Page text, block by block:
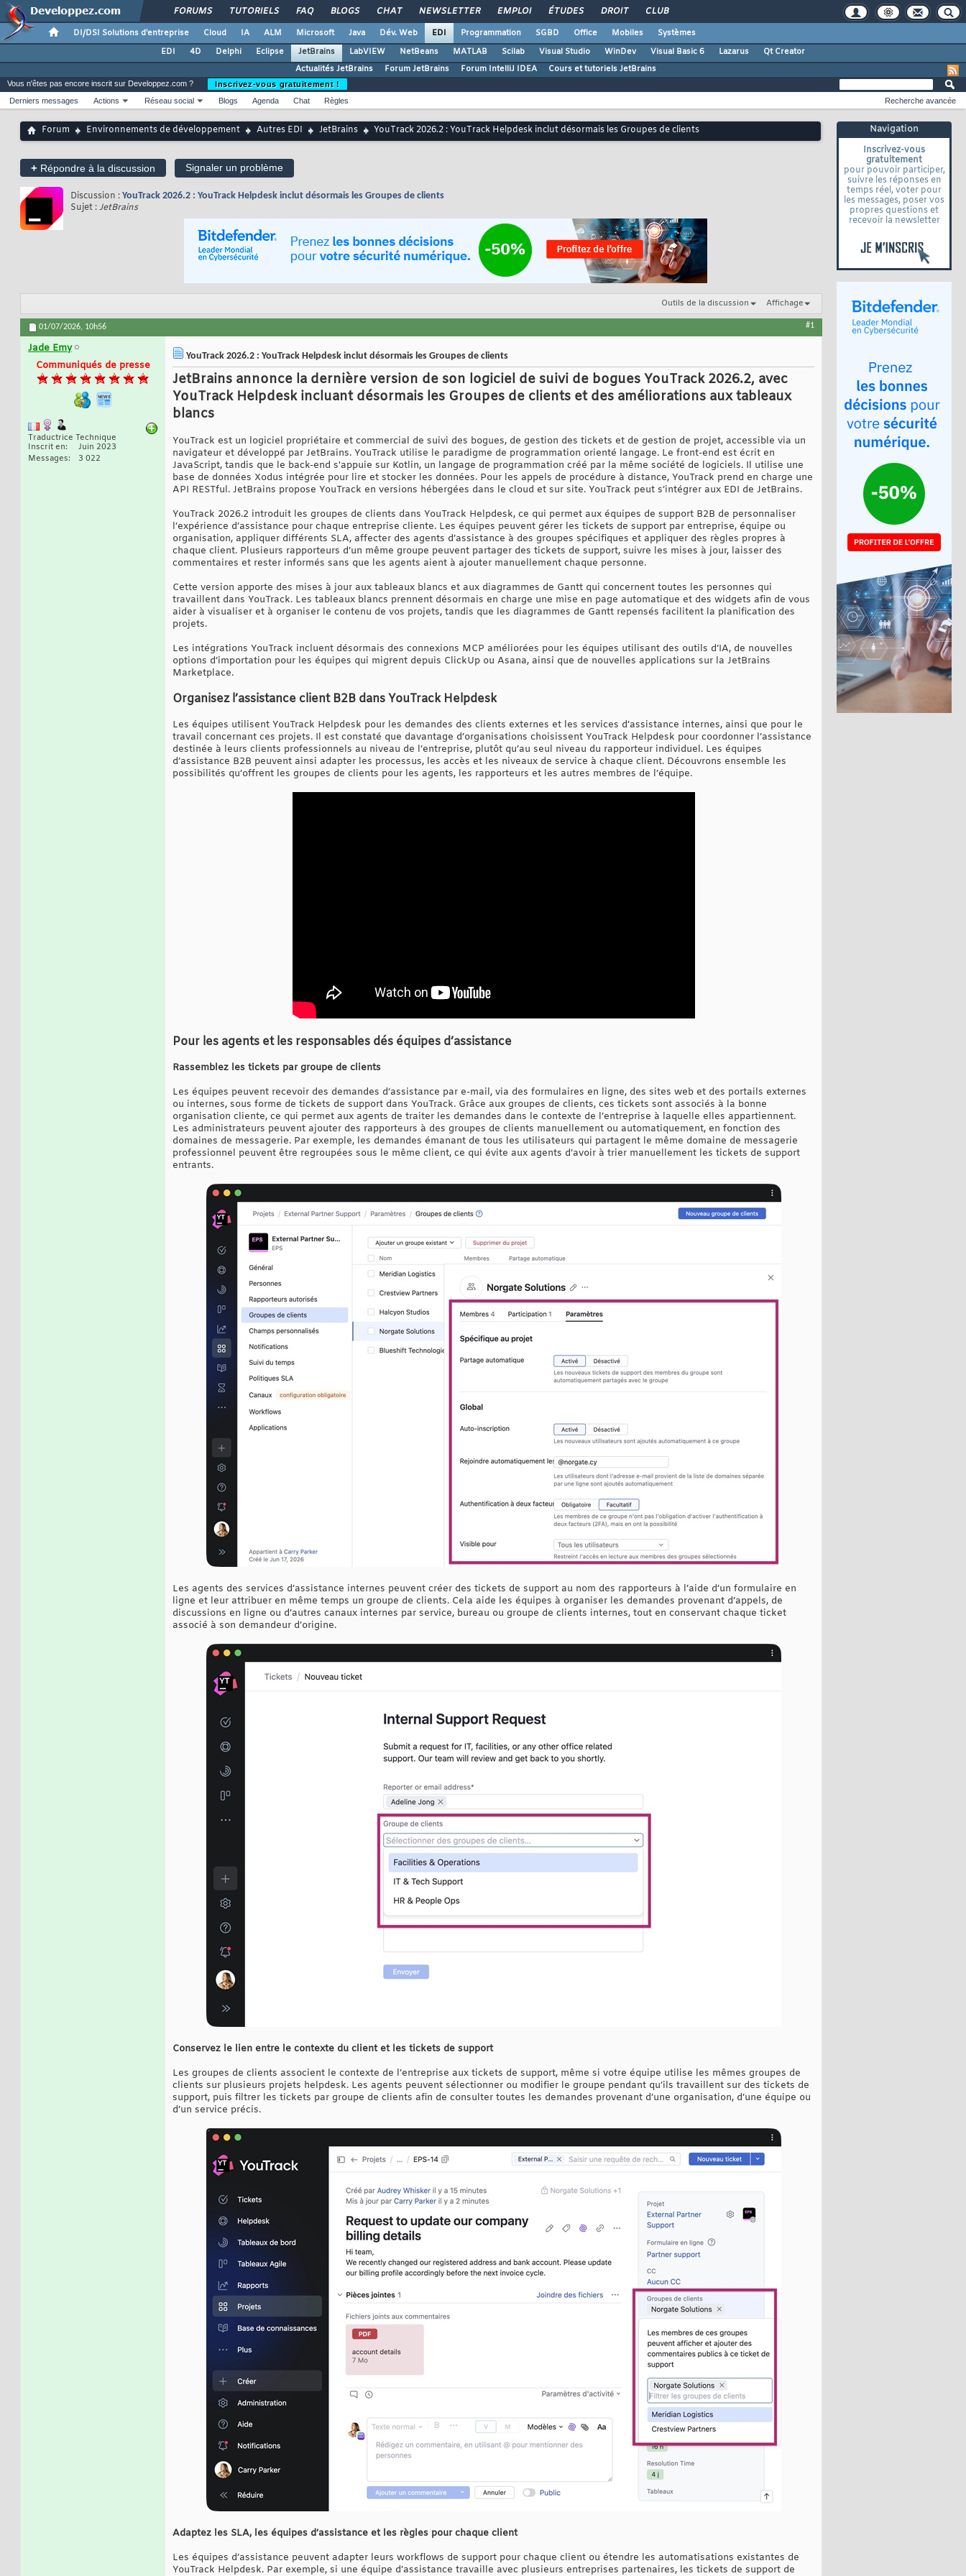
FORUMS TUTORIELS FAQ BLOGS CHAT NEWSLETTER EMPLOI ÉTUDES DROIT CLUB
DI/DSI Solutions d'entreprise Cloud IA ALM Microsoft Java Dév. Web EDI Programmation SGBD Office Mobiles
Systèmes
EDI
4D Delphi Eclipse JetBrains LabVIEW NetBeans MATLAB Scilab Visual Studio WinDev Visual Basic 6 Lazarus
Qt Creator
Actualités JetBrains
Forum JetBrains Forum IntelliJ IDEA Cours et tutoriels JetBrains
Navigation
Inscrivez-vous
gratuitement
pour pouvoir participer,
suivre les réponses en
temps réel, voter pour
les messages, poser vos
propres questions et
recevoir la newsletter
Vous n'êtes pas encore inscrit sur Developpez.com ?
Inscrivez-vous gratuitement !
Derniers messages
Actions Réseau social Blogs Agenda Chat Règles Recherche avancée
Forum Environnements de développement Autres EDI JetBrains YouTrack 2026.2 : YouTrack Helpdesk inclut désormais les Groupes de clients
+ Répondre à la discussion Signaler un problème
Discussion : YouTrack 2026.2 : YouTrack Helpdesk inclut désormais les Groupes de clients
Sujet :JetBrains
Outils de la discussion Affichage
01/07/2026, 10h56 #1
Jade Emy
Communiqués de presse
Traductrice Technique
Inscrit en
Juin 2023
Messages
3 022
YouTrack 2026.2 : YouTrack Helpdesk inclut désormais les Groupes de clients
JetBrains annonce la dernière version de son logiciel de suivi de bogues YouTrack 2026.2, avec
YouTrack Helpdesk incluant désormais les Groupes de clients et des améliorations aux tableaux
blancs
YouTrack est un logiciel propriétaire et commercial de suivi des bogues, de gestion des tickets et de gestion de projet, accessible via un
navigateur et développé par JetBrains. YouTrack utilise le paradigme de programmation orienté langage. Le front-end est écrit en
JavaScript, tandis que le back-end s'appuie sur Kotlin, un langage de programmation créé par la même société de logiciels. Il utilise une
base de données Xodus intégrée pour lire et stocker les données. Pour les appels de procédure à distance, YouTrack prend en charge une
API RESTful. JetBrains propose YouTrack en versions hébergées dans le cloud et sur site. YouTrack peut s’intégrer aux EDI de JetBrains.
YouTrack 2026.2 introduit les groupes de clients dans YouTrack Helpdesk, ce qui permet aux équipes de support B2B de personnaliser
l’expérience d’assistance pour chaque entreprise cliente. Les équipes peuvent gérer les tickets de support par entreprise, équipe ou
organisation, appliquer différents SLA, affecter des agents d’assistance à des groupes spécifiques et appliquer des règles propres à
chaque client. Plusieurs rapporteurs d’un même groupe peuvent partager des tickets de support, suivre les mises à jour, laisser des
commentaires et rester informés sans que les agents aient à ajouter manuellement chaque personne.
Cette version apporte des mises à jour aux tableaux blancs et aux diagrammes de Gantt qui concernent toutes les personnes qui
travaillent dans YouTrack. Les tableaux blancs prennent désormais en charge une mise en page automatique et des widgets afin de vous
aider à visualiser et à organiser le contenu de vos projets, tandis que les diagrammes de Gantt repensés facilitent la planification des
projets.
Les intégrations YouTrack incluent désormais des connexions MCP améliorées pour les équipes utilisant des outils d’IA, de nouvelles
options d’importation pour les équipes qui migrent depuis ClickUp ou Asana, ainsi que de nouvelles applications sur la JetBrains
Marketplace.
Organisez l’assistance client B2B dans YouTrack Helpdesk
Les équipes utilisent YouTrack Helpdesk pour les demandes des clients externes et les services d’assistance internes, ainsi que pour le
travail concernant ces projets. Il est constaté que davantage d’organisations choisissent YouTrack Helpdesk pour coordonner l’assistance
destinée à leurs clients professionnels au niveau de l’entreprise, plutôt qu’au seul niveau du rapporteur individuel. Les équipes
d’assistance B2B peuvent ainsi adapter les processus, les accès et les niveaux de service à chaque client. Découvrons ensemble les
possibilités qu’offrent les groupes de clients pour les agents, les rapporteurs et les autres membres de l’équipe.
Pour les agents et les responsables dés équipes d’assistance
Rassemblez les tickets par groupe de clients
Les équipes peuvent recevoir des demandes d’assistance par e-mail, via des formulaires en ligne, des sites web et des portails externes
ou internes, sous forme de tickets de support dans YouTrack. Grâce aux groupes de clients, ces tickets sont associés à la bonne
organisation cliente, ce qui permet aux agents de traiter les demandes dans le contexte de l’entreprise à laquelle elles appartiennent.
Les administrateurs peuvent ajouter des rapporteurs à des groupes de clients manuellement ou automatiquement, en fonction des
domaines de messagerie. Par exemple, les demandes émanant de tous les utilisateurs qui partagent le même domaine de messagerie
professionnel peuvent être regroupées sous le même client, ce qui évite aux agents d’avoir à trier manuellement les tickets de support
entrants.
Les agents des services d’assistance internes peuvent créer des tickets de support au nom des rapporteurs à l’aide d’un formulaire en
ligne et leur attribuer en même temps un groupe de clients. Cela aide les équipes à organiser les demandes provenant d’appels, de
discussions en ligne ou d’autres canaux internes par service, bureau ou groupe de clients internes, tout en conservant chaque ticket
associé à son demandeur d’origine.
Conservez le lien entre le contexte du client et les tickets de support
Les groupes de clients associent le contexte de l’entreprise aux tickets de support, même si votre équipe utilise les mêmes groupes de
clients sur plusieurs projets helpdesk. Les agents peuvent sélectionner ou modifier le groupe pendant qu’ils travaillent sur des tickets de
support, puis filtrer les tickets par groupe de clients afin de consulter toutes les demandes provenant d’une organisation, d’une équipe ou
d’un service précis.
Adaptez les SLA, les équipes d’assistance et les règles pour chaque client
Les équipes d’assistance peuvent adapter leurs workflows de support pour chaque client ou étendre les automatisations existantes de
YouTrack Helpdesk. Par exemple, si une équipe d’assistance travaille avec plusieurs entreprises partenaires, les tickets de support de